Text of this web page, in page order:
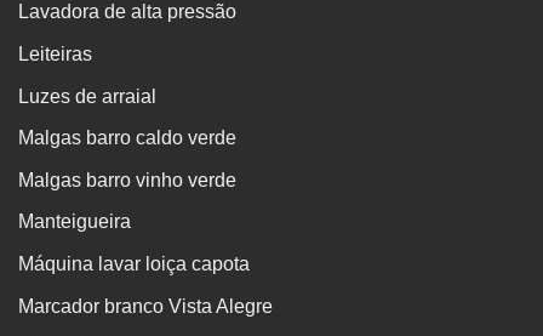
Lavadora de alta pressão
Leiteiras
Luzes de arraial
Malgas barro caldo verde
Malgas barro vinho verde
Manteigueira
Máquina lavar loiça capota
Marcador branco Vista Alegre